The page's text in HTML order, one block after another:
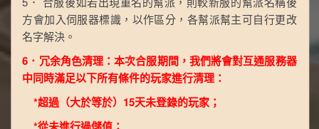
方會加入伺服器標識，以作區分，各幫派幫主可自行更改
名字解決。
6． 冗余角色清理 ：本次合服期間，我們將會對互通服務器
中同時滿足以下所有條件的玩家進行清理：
*超過（大於等於）15天未登錄的玩家；